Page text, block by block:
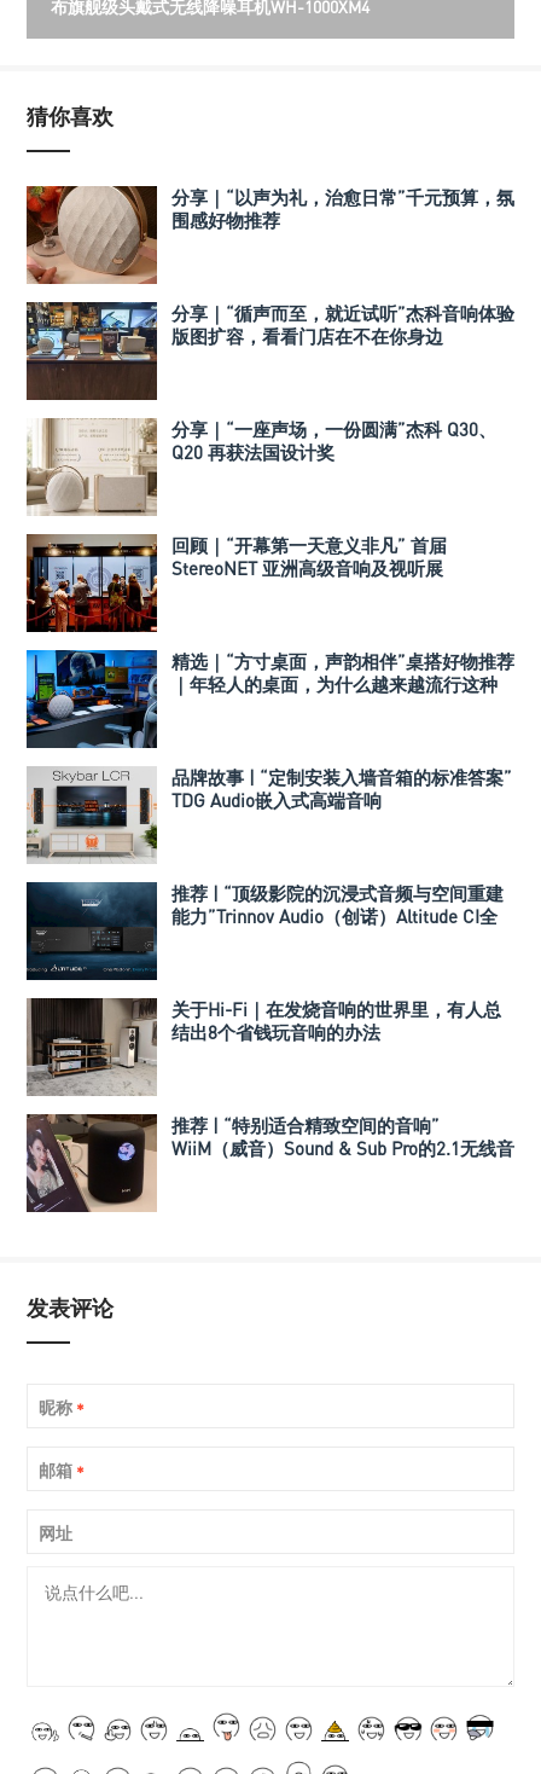
布旗舰级头戴式无线降噪耳机WH-1000XM4
猜你喜欢
分享｜“以声为礼，治愈日常”千元预算，氛
围感好物推荐
分享｜“循声而至，就近试听”杰科音响体验
版图扩容，看看门店在不在你身边
分享｜“一座声场，一份圆满”杰科 Q30、
Q20 再获法国设计奖
回顾｜“开幕第一天意义非凡” 首届
StereoNET 亚洲高级音响及视听展
精选｜“方寸桌面，声韵相伴”桌搭好物推荐
｜年轻人的桌面，为什么越来越流行这种
品牌故事 | “定制安装入墙音箱的标准答案”
TDG Audio嵌入式高端音响
推荐 | “顶级影院的沉浸式音频与空间重建
能力”Trinnov Audio（创诺）Altitude CI全
关于Hi-Fi｜在发烧音响的世界里，有人总
结出8个省钱玩音响的办法
推荐 | “特别适合精致空间的音响”
WiiM（威音）Sound & Sub Pro的2.1无线音
发表评论
昵称 *
邮箱 *
网址